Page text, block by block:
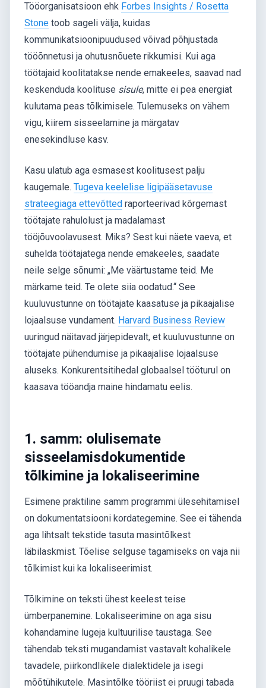
Tööorganisatsioon ehk Forbes Insights / Rosetta
Stone toob sageli välja, kuidas
kommunikatsioonipuudused võivad põhjustada
tööõnnetusi ja ohutusnõuete rikkumisi. Kui aga
töötajaid koolitatakse nende emakeeles, saavad nad
keskenduda koolituse sisule, mitte ei pea energiat
kulutama peas tõlkimisele. Tulemuseks on vähem
vigu, kiirem sisseelamine ja märgatav
enesekindluse kasv.
Kasu ulatub aga esmasest koolitusest palju
kaugemale. Tugeva keelelise ligipääsetavuse
strateegiaga ettevõtted raporteerivad kõrgemast
töötajate rahulolust ja madalamast
tööjõuvoolavusest. Miks? Sest kui näete vaeva, et
suhelda töötajatega nende emakeeles, saadate
neile selge sõnumi: „Me väärtustame teid. Me
märkame teid. Te olete siia oodatud.“ See
kuuluvustunne on töötajate kaasatuse ja pikaajalise
lojaalsuse vundament. Harvard Business Review
uuringud näitavad järjepidevalt, et kuuluvustunne on
töötajate pühendumise ja pikaajalise lojaalsuse
aluseks. Konkurentsitihedal globaalsel tööturul on
kaasava tööandja maine hindamatu eelis.
1. samm: olulisemate
sisseelamisdokumentide
tõlkimine ja lokaliseerimine
Esimene praktiline samm programmi ülesehitamisel
on dokumentatsiooni kordategemine. See ei tähenda
aga lihtsalt tekstide tasuta masintõlkest
läbilaskmist. Tõelise selguse tagamiseks on vaja nii
tõlkimist kui ka lokaliseerimist.
Tõlkimine on teksti ühest keelest teise
ümberpanemine. Lokaliseerimine on aga sisu
kohandamine lugeja kultuurilise taustaga. See
tähendab teksti mugandamist vastavalt kohalikele
tavadele, piirkondlikele dialektidele ja isegi
mõõtühikutele. Masintõlke tööriist ei pruugi tabada